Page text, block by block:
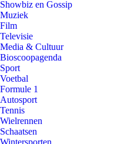
Showbiz en Gossip
Muziek
Film
Televisie
Media & Cultuur
Bioscoopagenda
Sport
Voetbal
Formule 1
Autosport
Tennis
Wielrennen
Schaatsen
Wintersporten